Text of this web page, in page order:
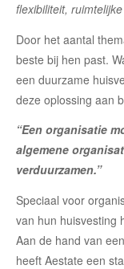
flexibiliteit,
Door het aantal
beste bij hen past.
een duurzame
deze oplossing aan
“Een organisatie
algemene
verduurzamen.”
Speciaal voor
van hun huisvesting
Aan de hand van
heeft Aestate een